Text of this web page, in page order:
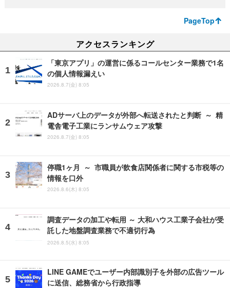
PageTop
アクセスランキング
「東京アプリ」の運営に係るコールセンター業務で1名
の個人情報漏えい
2026.8.7(金) 8:05
ADサーバ上のデータが外部へ転送されたと判断 ～ 精
電舎電子工業にランサムウェア攻撃
2026.8.7(金) 8:05
停職1ヶ月 ～ 市職員が飲食店関係者に関する市税等の
情報を口外
2026.8.6(木) 8:05
調査データの加工や転用 ～ 大和ハウス工業子会社が受
託した地盤調査業務で不適切行為
2026.8.5(水) 8:05
LINE GAMEでユーザー内部識別子を外部の広告ツール
に送信、総務省から行政指導